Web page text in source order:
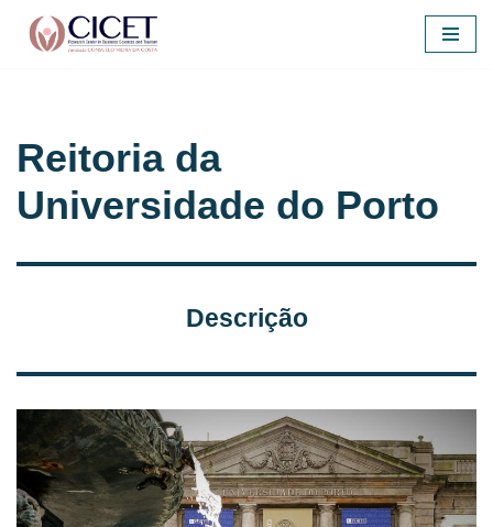
Reitoria da
Universidade do Porto
Descrição